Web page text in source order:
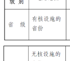
置、伴生
检查和执
构必须配